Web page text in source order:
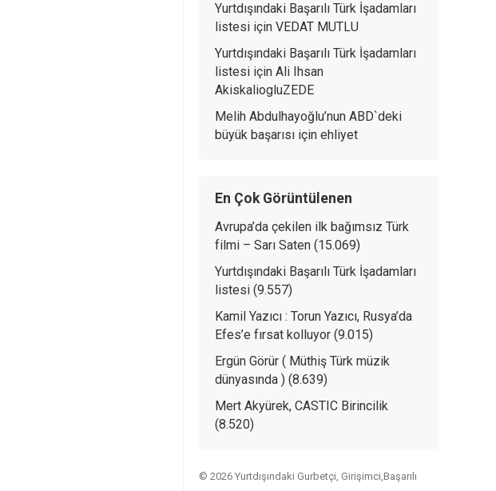
Yurtdışındaki Başarılı Türk İşadamları
listesi için VEDAT MUTLU
Yurtdışındaki Başarılı Türk İşadamları
listesi için Ali Ihsan
AkiskaliogluZEDE
Melih Abdulhayoğlu’nun ABD`deki
büyük başarısı için ehliyet
En Çok Görüntülenen
Avrupa’da çekilen ilk bağımsız Türk
filmi – Sarı Saten (15.069)
Yurtdışındaki Başarılı Türk İşadamları
listesi (9.557)
Kamil Yazıcı : Torun Yazıcı, Rusya’da
Efes’e fırsat kolluyor (9.015)
Ergün Görür ( Müthiş Türk müzik
dünyasında ) (8.639)
Mert Akyürek, CASTIC Birincilik
(8.520)
© 2026 Yurtdışındaki Gurbetçi, Girişimci,Başarılı